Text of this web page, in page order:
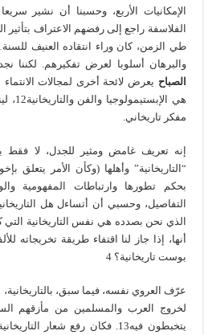
الإمكانيات الأربع، وحسبنا أن نشير
والبرهان أسلوبا لعرض تفكيرهم. لكننا
الصباح يعرض لائحة أخرى لمجالات
هي
مفكر تاريخاني.
إنه تعريف غامض ومثير للجدل، لا فقط
“التاريخانية” وأهلها (وكأن الأمر يتعلق
بحكم تطورها وارتباطات المفهومية
التفاصيل، وحسبي أن أتساءل هل
الذي نحن بصدده هي نفس التاريخانية التي
أنها، إذا جاز لنا اقتفاء طريقة تخريجاته
بوست تاريخانية؟ 4
عرّف العروي نفسه، فيما سبق، بالتاريخانية،
لخروج العرب والمسلمين من مأزقهم
يتخبطون فيه13. فكان رفع شعار